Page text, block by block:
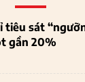
tiêu sát
gần 20%